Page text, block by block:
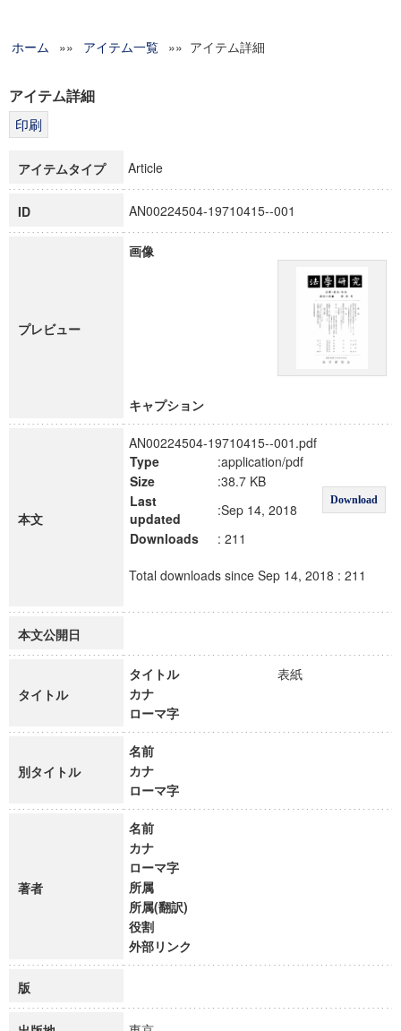
グローバルリサーチインスティテュート
科学研究費補助金研究成果報告書
博士課程教育リーディングプログラム「超成熟社会発展のサ
ホーム »» アイテム一覧 »» アイテム詳細
アイテム詳細
アイテムタイプ Article
ID AN00224504-19710415--001
プレビュー
画像
キャプション
本文
AN00224504-19710415--001.pdf
Type
:application/pdf
Download
Size
:38.7 KB
Last
updated
:Sep 14, 2018
Downloads
: 211
Total downloads since Sep 14, 2018 : 211
本文公開日
タイトル
タイトル
表紙
カナ
ローマ字
別タイトル
名前
カナ
ローマ字
著者
名前
カナ
ローマ字
所属
所属(翻訳)
役割
外部リンク
版